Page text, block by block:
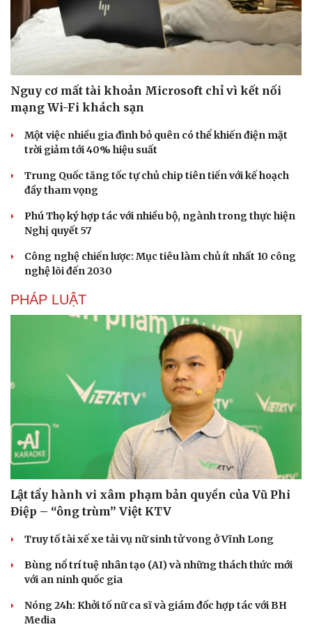
Du lịch
Tư vấn
check-in
Podcast
Câu chuyện thời sự
Cửa sổ tình yêu
Kể chuyện cho bé
Hạt giống tâm hồn
Nguy cơ mất tài khoản Microsoft chỉ vì kết nối
mạng Wi-Fi khách sạn
Một việc nhiều gia đình bỏ quên có thể khiến điện mặt
trời giảm tới 40% hiệu suất
Trung Quốc tăng tốc tự chủ chip tiên tiến với kế hoạch
đầy tham vọng
Phú Thọ ký hợp tác với nhiều bộ, ngành trong thực hiện
Nghị quyết 57
Công nghệ chiến lược: Mục tiêu làm chủ ít nhất 10 công
nghệ lõi đến 2030
PHÁP LUẬT
Lật tẩy hành vi xâm phạm bản quyền của Vũ Phi
Điệp – “ông trùm” Việt KTV
Truy tố tài xế xe tải vụ nữ sinh tử vong ở Vĩnh Long
Bùng nổ trí tuệ nhân tạo (AI) và những thách thức mới
với an ninh quốc gia
Nóng 24h: Khởi tố nữ ca sĩ và giám đốc hợp tác với BH
Media